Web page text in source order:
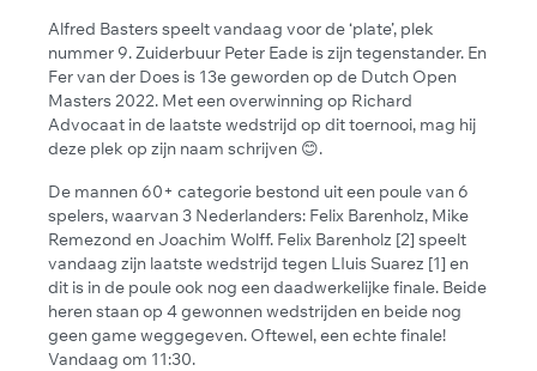
Alfred Basters speelt vandaag voor de ‘plate’, plek
nummer 9. Zuiderbuur Peter Eade is zijn tegenstander. En
Fer van der Does is 13e geworden op de Dutch Open
Masters 2022. Met een overwinning op Richard
Advocaat in de laatste wedstrijd op dit toernooi, mag hij
deze plek op zijn naam schrijven 😊.
De mannen 60+ categorie bestond uit een poule van 6
spelers, waarvan 3 Nederlanders: Felix Barenholz, Mike
Remezond en Joachim Wolff. Felix Barenholz [2] speelt
vandaag zijn laatste wedstrijd tegen LIuis Suarez [1] en
dit is in de poule ook nog een daadwerkelijke finale. Beide
heren staan op 4 gewonnen wedstrijden en beide nog
geen game weggegeven. Oftewel, een echte finale!
Vandaag om 11:30.